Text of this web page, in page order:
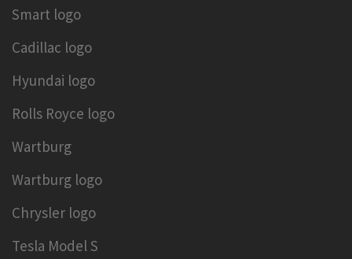
Smart logo
Cadillac logo
Hyundai logo
Rolls Royce logo
Wartburg
Wartburg logo
Chrysler logo
Tesla Model S